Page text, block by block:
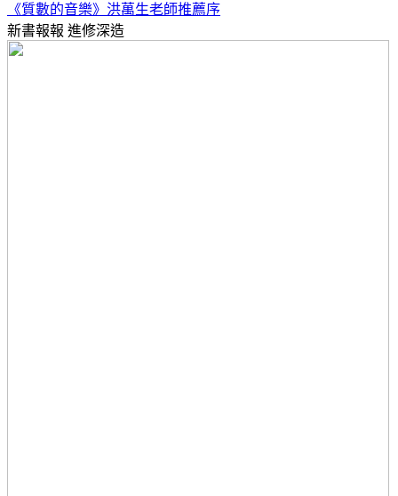
《質數的音樂》洪萬生老師推薦序
新書報報 進修深造